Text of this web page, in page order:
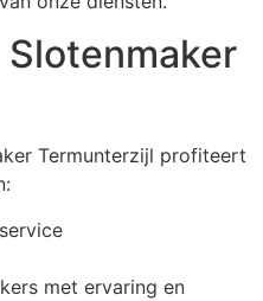
Termunterzijl profiteert
met ervaring en